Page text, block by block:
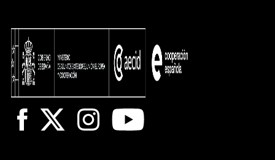
Facebook
X InstagramYoutube